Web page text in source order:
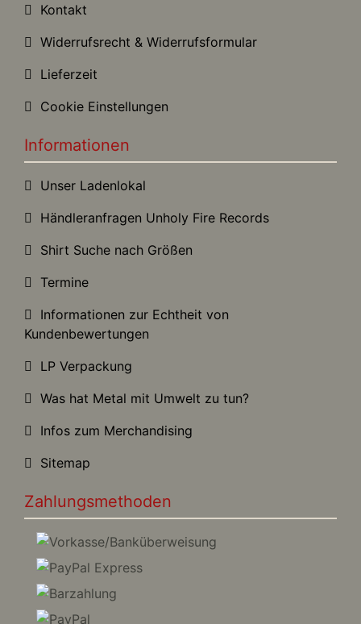
Kontakt
Widerrufsrecht & Widerrufsformular
Lieferzeit
Cookie Einstellungen
Informationen
Unser Ladenlokal
Händleranfragen Unholy Fire Records
Shirt Suche nach Größen
Termine
Informationen zur Echtheit von
Kundenbewertungen
LP Verpackung
Was hat Metal mit Umwelt zu tun?
Infos zum Merchandising
Sitemap
Zahlungsmethoden